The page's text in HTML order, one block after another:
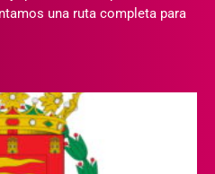
una ruta completa para